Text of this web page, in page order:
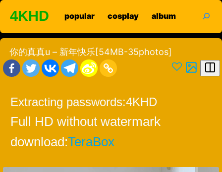
Skip
content
4KHD popular cosplay album
你的真真u – 新年快乐[54MB-35photos]
Extracting passwords:4KHD
Full HD without watermark
download:TeraBox